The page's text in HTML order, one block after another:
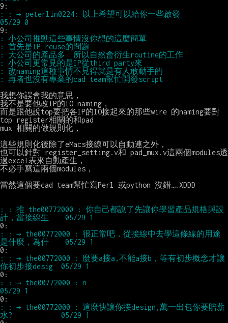
: : → peterlin0224: 以上希望可以給你一些啟發
我想你誤會我的意思，
我不是要他改IP的IO naming，
而是跟他說top要把各IP的IO接起來的那些wire 的naming要對
top register相關的和pad
mux 相關的做規則化，
這些規則化後除了eMacs接線可以自動連之外，
也可以針對 register_setting.v和 pad_mux.v這兩個modules透
過excel表來自動產生，
不必手寫這兩個modules，
當然這個要cad team幫忙寫Perl 或python 沒錯….XDDD
: : 推 the00772000 : 你自己都說了先讓你學習產品規格與設
: : → the00772000 : 很正常吧，從接線中去學這條線的用途
: : → the00772000 : 麼要a接a,不能a接b，等有初步概念才讓
: : → the00772000 : n
: : → the00772000 : 這麼快讓你接design,萬一出包你要賠薪